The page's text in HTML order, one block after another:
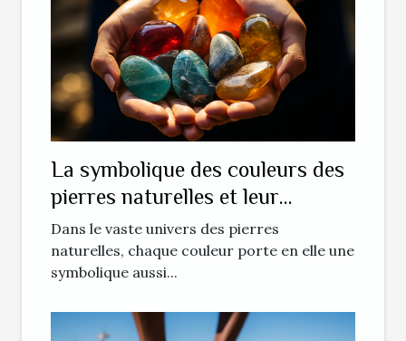
La symbolique des couleurs des
pierres naturelles et leur
influence sur la confiance en soi
Dans le vaste univers des pierres
naturelles, chaque couleur porte en elle une
symbolique aussi...